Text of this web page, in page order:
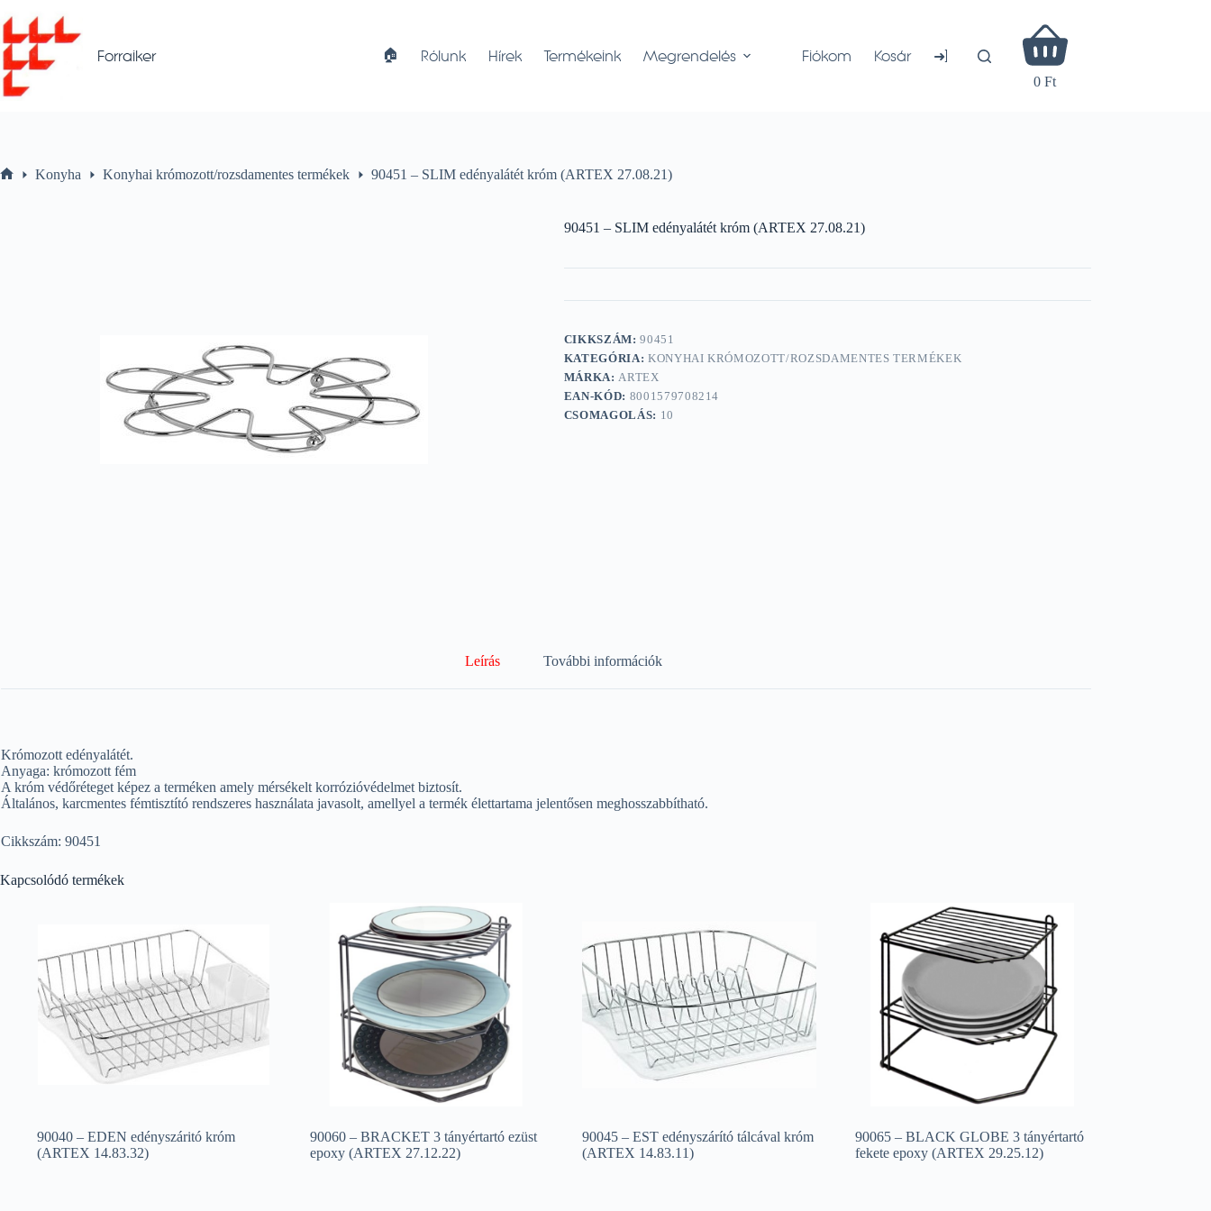
to
content
Forraiker 🏠︎ Rólunk Hírek Termékeink Megrendelés Fiókom Kosár ➜]
Shopping
cart
0 Ft
Konyha Konyhai krómozott/rozsdamentes termékek 90451 – SLIM edényalátét króm (ARTEX 27.08.21)
90451 – SLIM edényalátét króm (ARTEX 27.08.21)
CIKKSZÁM:90451
KATEGÓRIA: KONYHAI KRÓMOZOTT/ROZSDAMENTES TERMÉKEK
MÁRKA:ARTEX
EAN-KÓD: 8001579708214
CSOMAGOLÁS: 10
Leírás További információk
Krómozott edényalátét.
Anyaga: krómozott fém
A króm védőréteget képez a terméken amely mérsékelt korrózióvédelmet biztosít.
Általános, karcmentes fémtisztító rendszeres használata javasolt, amellyel a termék élettartama jelentősen meghosszabbítható.
Cikkszám: 90451
Kapcsolódó termékek
90040 – EDEN edényszáritó króm
(ARTEX 14.83.32)
90060 – BRACKET 3 tányértartó ezüst
epoxy (ARTEX 27.12.22)
90045 – EST edényszárító tálcával króm
(ARTEX 14.83.11)
90065 – BLACK GLOBE 3 tányértartó
fekete epoxy (ARTEX 29.25.12)